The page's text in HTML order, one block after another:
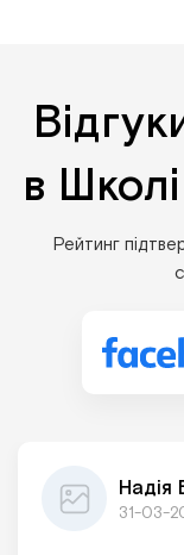
в
Рейтинг
Надія
31-03-